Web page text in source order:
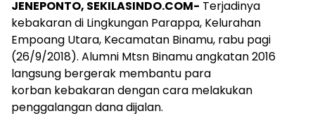
JENEPONTO, SEKILASINDO.COM- Terjadinya
kebakaran di Lingkungan Parappa, Kelurahan
Empoang Utara, Kecamatan Binamu, rabu pagi
(26/9/2018). Alumni Mtsn Binamu angkatan 2016
langsung bergerak membantu para
korban kebakaran dengan cara melakukan
penggalangan dana dijalan.